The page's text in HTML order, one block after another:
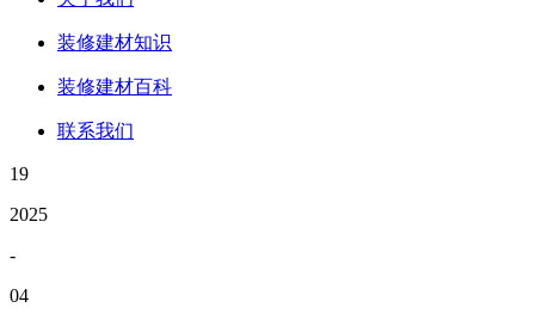
装修建材知识
装修建材百科
联系我们
19
2025
-
04